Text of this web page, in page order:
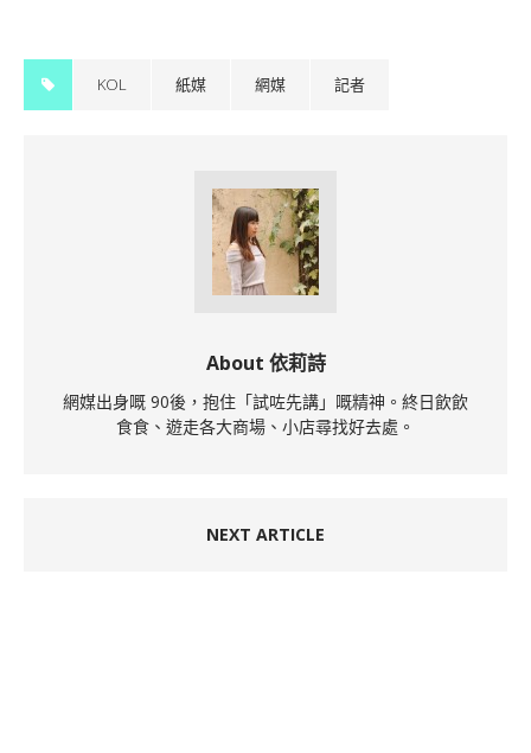
KOL 紙媒 網媒 記者
About 依莉詩
網媒出身嘅 90後，抱住「試咗先講」嘅精神。終日飲飲
食食、遊走各大商場、小店尋找好去處。
NEXT ARTICLE